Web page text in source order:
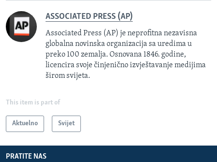
ASSOCIATED PRESS (AP)
Associated Press (AP) je neprofitna nezavisna
globalna novinska organizacija sa uredima u
preko 100 zemalja. Osnovana 1846. godine,
licencira svoje činjenično izvještavanje medijima
širom svijeta.
This item is part of
Aktuelno Svijet
PRATITE NAS